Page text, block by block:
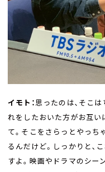
イモト：思ったのは、そこ
れをしたおいた方がお互い
て。そこをさらっとやっち
るんだけど。しっかりと、
すよ。映画やドラマのシー